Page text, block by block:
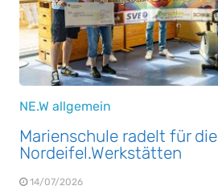
NE.W allgemein
Marienschule radelt für die
Nordeifel.Werkstätten
14/07/2026